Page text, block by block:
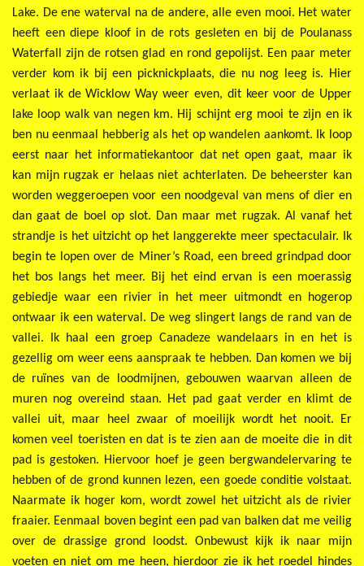
Lake. De ene waterval na de andere, alle even mooi. Het water
heeft een diepe kloof in de rots gesleten en bij de Poulanass
Waterfall zijn de rotsen glad en rond gepolijst. Een paar meter
verder kom ik bij een picknickplaats, die nu nog leeg is. Hier
verlaat ik de Wicklow Way weer even, dit keer voor de Upper
lake loop walk van negen km. Hij schijnt erg mooi te zijn en ik
ben nu eenmaal hebberig als het op wandelen aankomt. Ik loop
eerst naar het informatiekantoor dat net open gaat, maar ik
kan mijn rugzak er helaas niet achterlaten. De beheerster kan
worden weggeroepen voor een noodgeval van mens of dier en
dan gaat de boel op slot. Dan maar met rugzak. Al vanaf het
strandje is het uitzicht op het langgerekte meer spectaculair. Ik
begin te lopen over de Miner’s Road, een breed grindpad door
het bos langs het meer. Bij het eind ervan is een moerassig
gebiedje waar een rivier in het meer uitmondt en hogerop
ontwaar ik een waterval. De weg slingert langs de rand van de
vallei. Ik haal een groep Canadeze wandelaars in en het is
gezellig om weer eens aanspraak te hebben. Dan komen we bij
de ruïnes van de loodmijnen, gebouwen waarvan alleen de
muren nog overeind staan. Het pad gaat verder en klimt de
vallei uit, maar heel zwaar of moeilijk wordt het nooit. Er
komen veel toeristen en dat is te zien aan de moeite die in dit
pad is gestoken. Hiervoor hoef je geen bergwandelervaring te
hebben of de grond kunnen lezen, een goede conditie volstaat.
Naarmate ik hoger kom, wordt zowel het uitzicht als de rivier
fraaier. Eenmaal boven begint een pad van balken dat me veilig
over de drassige grond loodst. Onbewust kijk ik naar mijn
voeten en niet om me heen, hierdoor zie ik het roedel hindes